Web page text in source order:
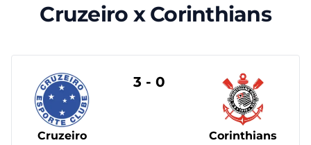
Cruzeiro x Corinthians
Cruzeiro
3 - 0
Corinthians